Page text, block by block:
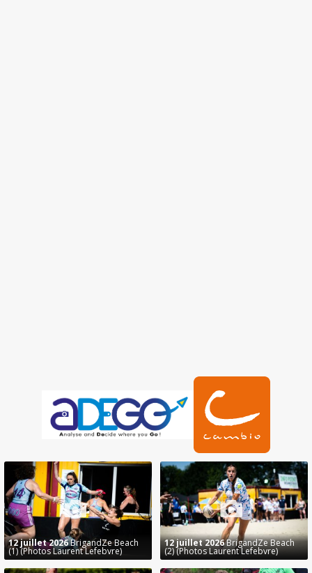
12 juillet 2026BrigandZe Beach
(1) (Photos Laurent Lefebvre)
12 juillet 2026BrigandZe Beach
(2) (Photos Laurent Lefebvre)